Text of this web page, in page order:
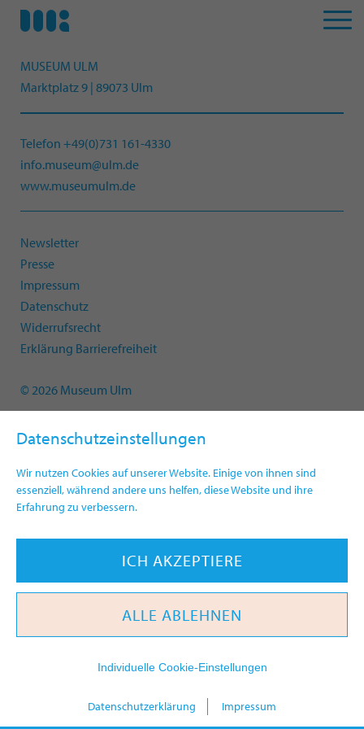
Datenschutzeinstellungen
Wir nutzen Cookies auf unserer Website. Einige von ihnen sind
essenziell, während andere uns helfen, diese Website und ihre
Erfahrung zu verbessern.
ICH AKZEPTIERE
ALLE ABLEHNEN
Individuelle Cookie-Einstellungen
Datenschutzerklärung Impressum
MUSEUM ULM
Marktplatz 9 | 89073 Ulm
Telefon +49(0)731 161-4330
info.museum@ulm.de
www.museumulm.de
Newsletter
Presse
Impressum
Datenschutz
Widerrufsrecht
Erklärung Barrierefreiheit
© 2026 Museum Ulm